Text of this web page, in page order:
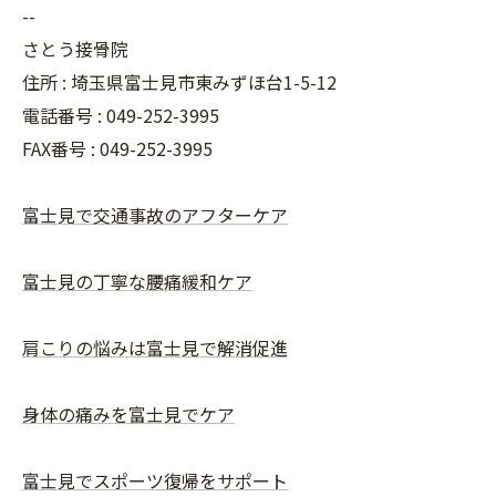
--
さとう接骨院
住所 : 埼玉県富士見市東みずほ台1-5-12
電話番号 : 049-252-3995
FAX番号 : 049-252-3995
富士見で交通事故のアフターケア
富士見の丁寧な腰痛緩和ケア
肩こりの悩みは富士見で解消促進
身体の痛みを富士見でケア
富士見でスポーツ復帰をサポート